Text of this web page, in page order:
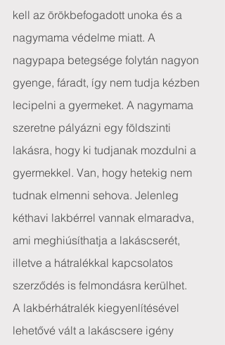
kell az örökbefogadott unoka és a
nagymama védelme miatt. A
nagypapa betegsége folytán nagyon
gyenge, fáradt, így nem tudja kézben
lecipelni a gyermeket. A nagymama
szeretne pályázni egy földszinti
lakásra, hogy ki tudjanak mozdulni a
gyermekkel. Van, hogy hetekig nem
tudnak elmenni sehova. Jelenleg
kéthavi lakbérrel vannak elmaradva,
ami meghiúsíthatja a lakáscserét,
illetve a hátralékkal kapcsolatos
szerződés is felmondásra kerülhet.
A lakbérhátralék kiegyenlítésével
lehetővé vált a lakáscsere igény